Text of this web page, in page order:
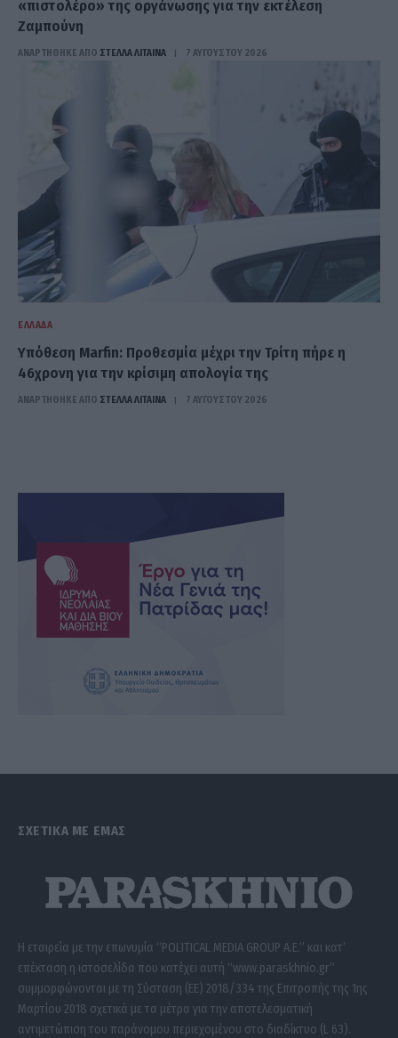
«πιστολέρο» της οργάνωσης για την εκτέλεση
Ζαμπούνη
ΑΝΑΡΤΗΘΗΚΕ ΑΠΟ ΣΤΈΛΛΑ ΛΊΤΑΙΝΑ 7 ΑΥΓΟΎΣΤΟΥ 2026
ΕΛΛΆΔΑ
Υπόθεση Marfin: Προθεσμία μέχρι την Τρίτη πήρε η
46χρονη για την κρίσιμη απολογία της
ΑΝΑΡΤΗΘΗΚΕ ΑΠΟ ΣΤΈΛΛΑ ΛΊΤΑΙΝΑ 7 ΑΥΓΟΎΣΤΟΥ 2026
ΣΧΕΤΙΚΑ ΜΕ ΕΜΑΣ
Η εταιρεία με την επωνυμία “POLITICAL MEDIA GROUP A.E.” και κατ’
επέκταση η ιστοσελίδα που κατέχει αυτή “www.paraskhnio.gr”
συμμορφώνονται με τη Σύσταση (ΕΕ) 2018/334 της Επιτροπής της 1ης
Μαρτίου 2018 σχετικά με τα μέτρα για την αποτελεσματική
αντιμετώπιση του παράνομου περιεχομένου στο διαδίκτυο (L 63).